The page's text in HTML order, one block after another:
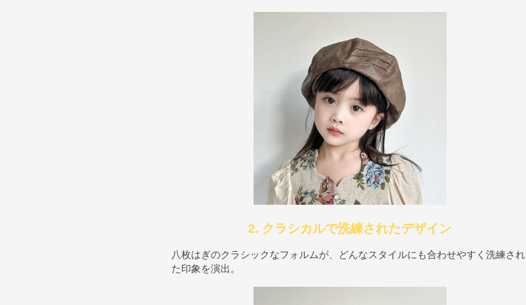
2. クラシカルで洗練されたデザイン
八枚はぎのクラシックなフォルムが、どんなスタイルにも合わせやすく洗練され
た印象を演出。